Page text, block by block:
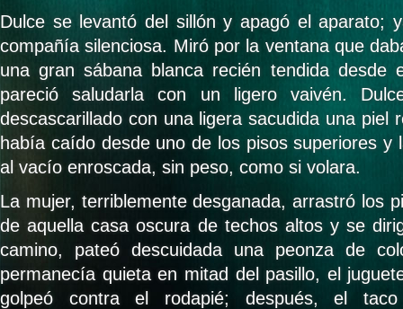
Dulce se levantó del sillón y apagó el aparato;
compañía silenciosa. Miró por la ventana que
una gran sábana blanca recién tendida desde
pareció saludarla con un ligero vaivén.
descascarillado con una ligera sacudida una piel
había caído desde uno de los pisos superiores y
al vacío enroscada, sin peso, como si volara.
La mujer, terriblemente desganada, arrastró los
de aquella casa oscura de techos altos y se
camino, pateó descuidada una peonza de
permanecía quieta en mitad del pasillo, el
golpeó contra el rodapié; después, el